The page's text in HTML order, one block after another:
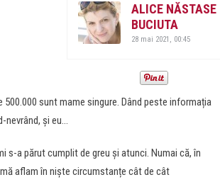
ALICE NĂSTASE
BUCIUTA
28 mai 2021, 00:45
sunt mame singure. Dând peste informația
și eu…
s-a părut cumplit de greu și atunci. Numai că, în
aflam în niște circumstanțe cât de cât